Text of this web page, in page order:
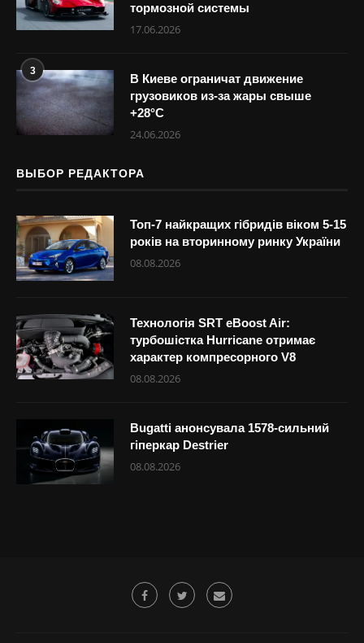
тормозной системы
17.06.2026
3
В Киеве ограничат движение
грузовиков из-за жары свыше
+28°С
24.06.2026
ВЫБОР РЕДАКТОРА
Топ-7 найкращих гібридів віком 5-15
років на вторинному ринку України
08.08.2026
Технологія SRT eBoost Air:
турбошістка Hurricane отримає
характер компресорного V8
08.08.2026
Bugatti анонсувала 1578-сильний
гіперкар Destrier
08.08.2026